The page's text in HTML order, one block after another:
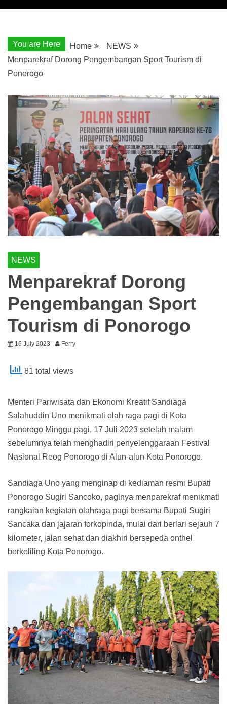
You are Here Home
NEWS
Menparekraf Dorong Pengembangan Sport Tourism di
Ponorogo
NEWS
Menparekraf Dorong
Pengembangan Sport
Tourism di Ponorogo
16 July 2023 Ferry
81 total views
Menteri Pariwisata dan Ekonomi Kreatif Sandiaga
Salahuddin Uno menikmati olah raga pagi di Kota
Ponorogo Minggu pagi, 17 Juli 2023 setelah malam
sebelumnya telah menghadiri penyelenggaraan Festival
Nasional Reog Ponorogo di Alun-alun Kota Ponorogo.
Sandiaga Uno yang menginap di kediaman resmi Bupati
Ponorogo Sugiri Sancoko, paginya menparekraf menikmati
rangkaian kegiatan olahraga pagi bersama Bupati Sugiri
Sancaka dan jajaran forkopinda, mulai dari berlari sejauh 7
kilometer, jalan sehat dan diakhiri bersepeda onthel
berkeliling Kota Ponorogo.